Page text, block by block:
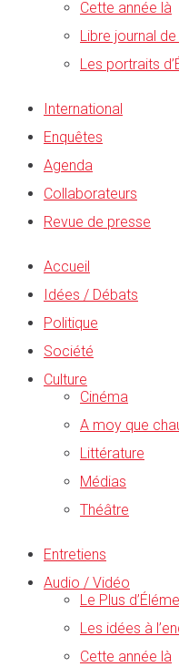
Cette année là
Libre journal
Les portraits
International
Enquêtes
Agenda
Collaborateurs
Revue de presse
Accueil
Idées / Débats
Politique
Société
Culture
Cinéma
A moy que
Littérature
Médias
Théâtre
Entretiens
Audio / Vidéo
Le Plus
Les idées à
Cette année là